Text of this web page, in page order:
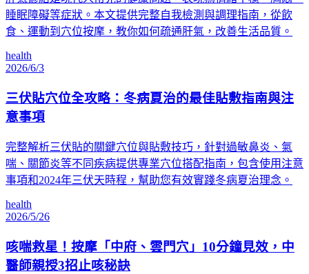
睡眠障礙等症狀。本文提供完整自我檢測與調理指南，從飲
食、運動到穴位按摩，教你如何疏通肝氣，改善生活品質。
health
2026/6/3
三伏貼穴位全攻略：冬病夏治的最佳貼敷指南與注
意事項
完整解析三伏貼的關鍵穴位與貼敷技巧，針對過敏鼻炎、氣
喘、關節炎等不同疾病提供專業穴位搭配指南，包含使用注意
事項和2024年三伏天時程，幫助您有效實踐冬病夏治理念。
health
2026/5/26
咳喘救星！按摩「中府、雲門穴」10分鐘見效，中
醫師親授3招止咳秘訣